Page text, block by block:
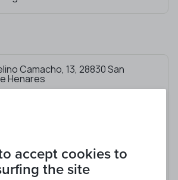
Camacho, 13, 28830 San
Henares
accept cookies to
the site